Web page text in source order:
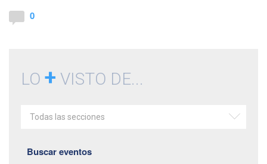
0
LO + VISTO DE...
Todas las secciones
Buscar eventos